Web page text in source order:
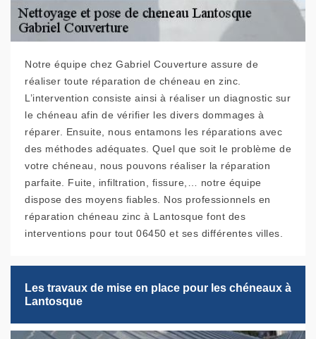
Notre équipe chez Gabriel Couverture assure de
réaliser toute réparation de chéneau en zinc.
L’intervention consiste ainsi à réaliser un diagnostic sur
le chéneau afin de vérifier les divers dommages à
réparer. Ensuite, nous entamons les réparations avec
des méthodes adéquates. Quel que soit le problème de
votre chéneau, nous pouvons réaliser la réparation
parfaite. Fuite, infiltration, fissure,… notre équipe
dispose des moyens fiables. Nos professionnels en
réparation chéneau zinc à Lantosque font des
interventions pour tout 06450 et ses différentes villes.
Les travaux de mise en place pour les chéneaux à
Lantosque